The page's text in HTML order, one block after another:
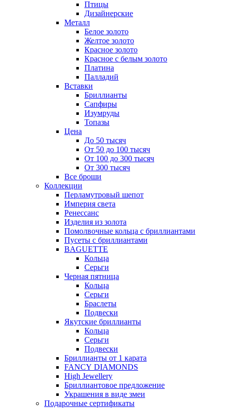
Птицы
Дизайнерские
Металл
Белое золото
Желтое золото
Красное золото
Красное с белым золото
Платина
Палладий
Вставки
Бриллианты
Сапфиры
Изумруды
Топазы
Цена
До 50 тысяч
От 50 до 100 тысяч
От 100 до 300 тысяч
От 300 тысяч
Все броши
Коллекции
Перламутровый шепот
Империя света
Ренессанс
Изделия из золота
Помолвочные кольца с бриллиантами
Пусеты с бриллиантами
BAGUETTE
Кольца
Серьги
Черная пятница
Кольца
Серьги
Браслеты
Подвески
Якутские бриллианты
Кольца
Серьги
Подвески
Бриллианты от 1 карата
FANCY DIAMONDS
High Jewellery
Бриллиантовое предложение
Украшения в виде змеи
Подарочные сертификаты